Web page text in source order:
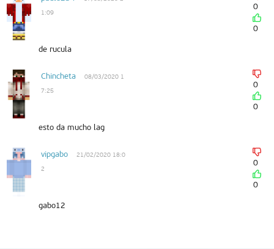
1:09
0
0
de rucula
Chincheta
08/03/2020 1
7:25
0
0
esto da mucho lag
vipgabo
21/02/2020 18:0
2
0
0
gabo12